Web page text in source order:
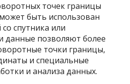
точек границы
быть использован
спутника или
данные позволяют более
точки границы,
и специальные
и анализа данных.